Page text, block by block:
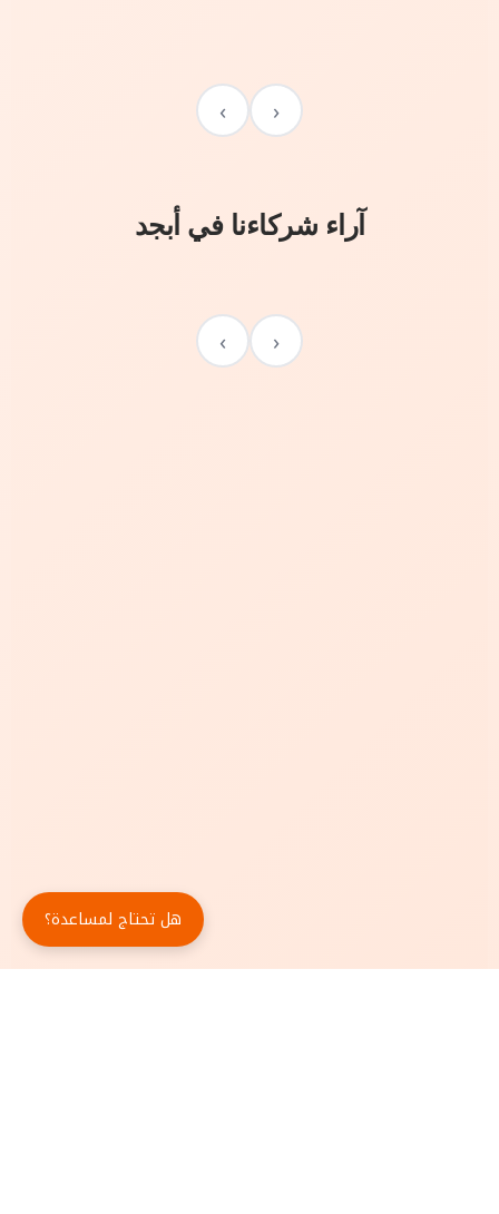
‹
›
آراء شركاءنا في أبجد
‹
›
هل تحتاج لمساعدة؟